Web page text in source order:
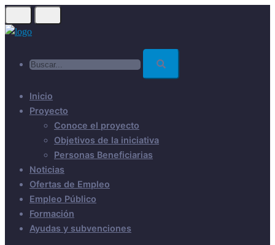
Skip
to
Inicio
Proyecto
Conoce el proyecto
Objetivos de la iniciativa
Personas Beneficiarias
Noticias
Ofertas de Empleo
Empleo Público
Formación
Ayudas y subvenciones